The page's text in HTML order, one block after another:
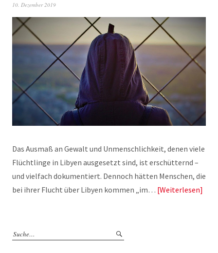
10. Dezember 2019
Das Ausmaß an Gewalt und Unmenschlichkeit, denen viele
Flüchtlinge in Libyen ausgesetzt sind, ist erschütternd –
und vielfach dokumentiert. Dennoch hätten Menschen, die
bei ihrer Flucht über Libyen kommen „im… Weiterlesen